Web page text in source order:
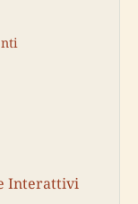
Interattivi